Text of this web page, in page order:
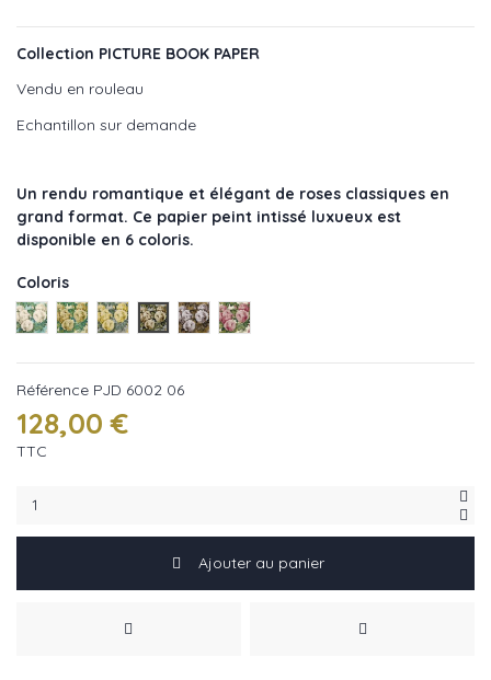
Collection PICTURE BOOK PAPER
Vendu en rouleau
Echantillon sur demande
Un rendu romantique et élégant de roses classiques en
grand format. Ce papier peint intissé luxueux est
disponible en 6 coloris.
Coloris
Blue 6002 03
Sepia 6002 01
Mimosa 6002 05
Steel 6002 06
Copper 6002 04
Tuberose 6002 02
Référence PJD 6002 06
128,00 €
TTC
Ajouter au panier